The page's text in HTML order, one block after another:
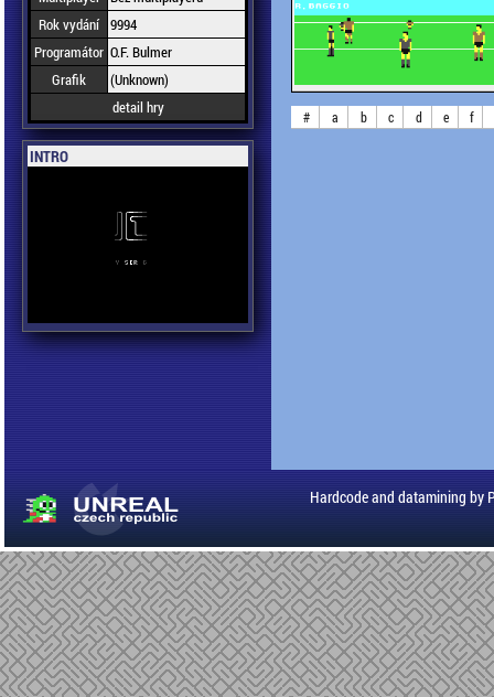
Rok vydání 9994
Programátor O.F. Bulmer
Grafik
(Unknown)
detail hry
INTRO
# a b c d e f
Hardcode and datamining by